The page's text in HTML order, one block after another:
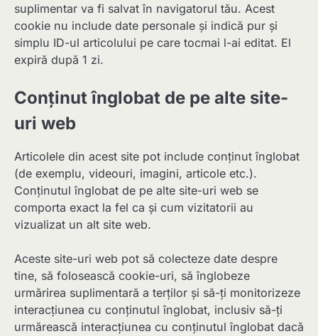
suplimentar va fi salvat în navigatorul tău. Acest
cookie nu include date personale și indică pur și
simplu ID-ul articolului pe care tocmai l-ai editat. El
expiră după 1 zi.
Conținut înglobat de pe alte site-
uri web
Articolele din acest site pot include conținut înglobat
(de exemplu, videouri, imagini, articole etc.).
Conținutul înglobat de pe alte site-uri web se
comporta exact la fel ca și cum vizitatorii au
vizualizat un alt site web.
Aceste site-uri web pot să colecteze date despre
tine, să folosească cookie-uri, să înglobeze
urmărirea suplimentară a terților și să-ți monitorizeze
interacțiunea cu conținutul înglobat, inclusiv să-ți
urmărească interacțiunea cu conținutul înglobat dacă